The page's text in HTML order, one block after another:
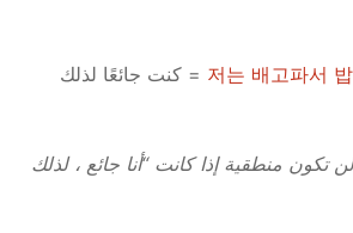
저는 배고파서 = كنت جائعًا لذلك
تكون منطقية إذا كانت “أنا جائع ، لذلك